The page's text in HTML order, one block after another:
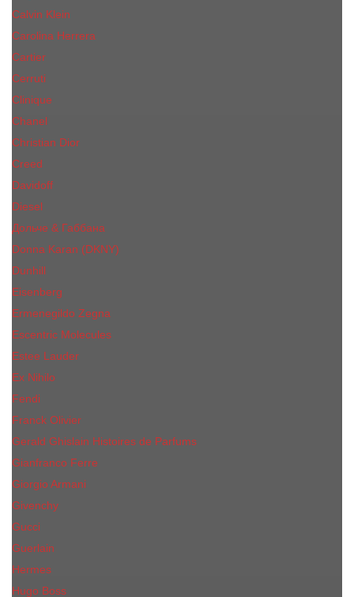
Calvin Klein
Carolina Herrera
Cartier
Cerruti
Сliniquе
Chanel
Christian Dior
Creed
Davidoff
Diesel
Дольче & Габбана
Donna Karan (DKNY)
Dunhill
Eisenberg
Ermenegildo Zegna
Escentric Molecules
Еsteе Lаudеr
Ex Nihilo
Fendi
Franck Olivier
Gerald Ghislain Histoires de Parfums
Gianfranco Ferre
Giorgio Armani
Givenchy
Gucci
Guerlain
Hermes
Hugo Boss